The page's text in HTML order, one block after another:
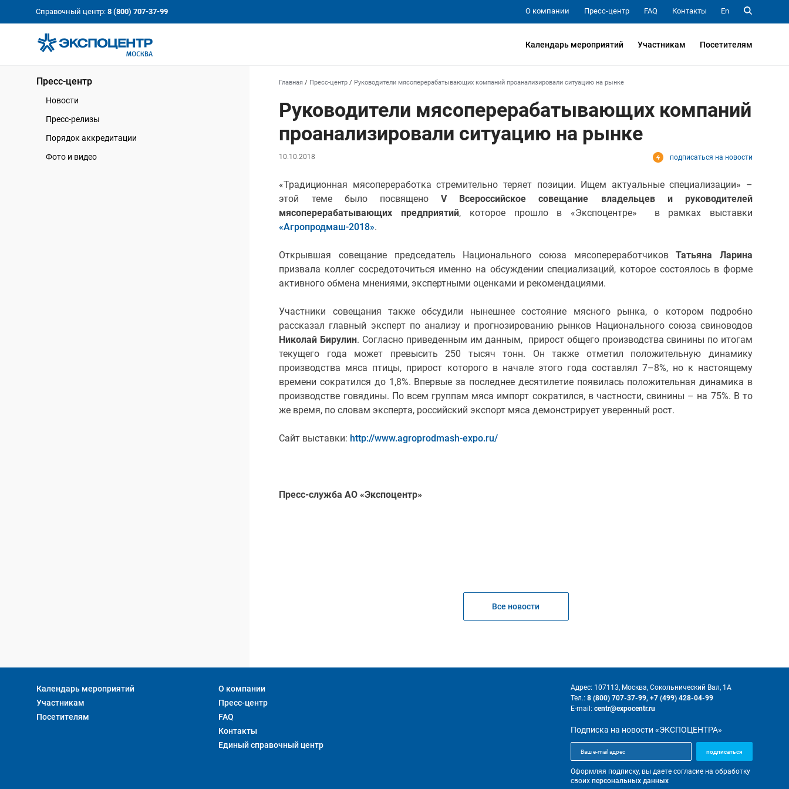
Shows:
a Key to Your Success
выставки вашего успеха
Справочный центр: 8 (800) 707-37-99 О компании Пресс-центр FAQ Контакты En
Календарь мероприятий Участникам Посетителям
Пресс-центр
Новости
Пресс-релизы
Порядок аккредитации
Фото и видео
Главная / Пресс-центр / Руководители мясоперерабатывающих компаний проанализировали ситуацию на рынке
Руководители мясоперерабатывающих компаний
проанализировали ситуацию на рынке
10.10.2018 подписаться на новости
«Традиционная мясопереработка стремительно теряет позиции. Ищем актуальные специализации» –
этой теме было посвященоV Всероссийское совещание владельцев и руководителей
мясоперерабатывающих предприятий, которое прошло в «Экспоцентре» в рамках выставки
«Агропродмаш-2018».
Открывшая совещание председатель Национального союза мясопереработчиковТатьяна Ларина
призвала коллег сосредоточиться именно на обсуждении специализаций, которое состоялось в форме
активного обмена мнениями, экспертными оценками и рекомендациями.
Участники совещания также обсудили нынешнее состояние мясного рынка, о котором подробно
рассказал главный эксперт по анализу и прогнозированию рынков Национального союза свиноводов
Николай Бирулин. Согласно приведенным им данным, прирост общего производства свинины по итогам
текущего года может превысить 250 тысяч тонн. Он также отметил положительную динамику
производства мяса птицы, прирост которого в начале этого года составлял 7–8%, но к настоящему
времени сократился до 1,8%. Впервые за последнее десятилетие появилась положительная динамика в
производстве говядины. По всем группам мяса импорт сократился, в частности, свинины – на 75%. В то
же время, по словам эксперта, российский экспорт мяса демонстрирует уверенный рост.
Сайт выставки: http://www.agroprodmash-expo.ru/
Пресс-служба АО «Экспоцентр»
Все новости
Календарь мероприятий
Участникам
Посетителям
О компании
Пресс-центр
FAQ
Контакты
Единый справочный центр
Адрес: 107113, Москва, Сокольнический Вал, 1А
Тел.: 8 (800) 707-37-99, +7 (499) 428-04-99
E-mail: centr@expocentr.ru
Подписка на новости «ЭКСПОЦЕНТРА»
подписаться
Оформляя подписку, вы даете согласие на обработку
своих персональных данных